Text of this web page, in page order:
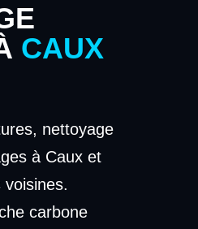
CAUX
nettoyage
à Caux et
carbone